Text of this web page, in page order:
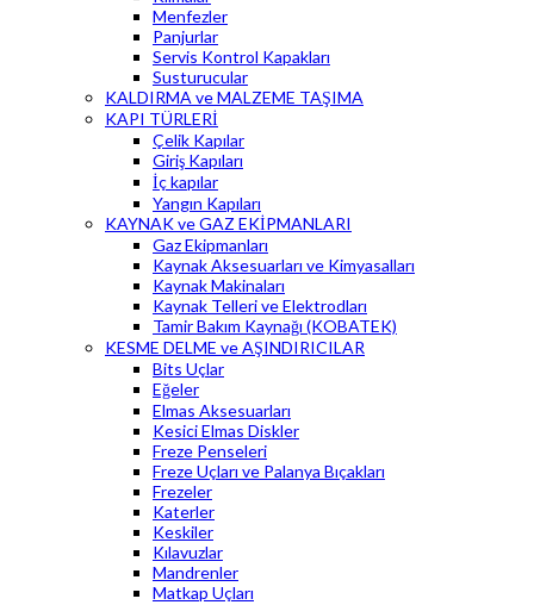
Menfezler
Panjurlar
Servis Kontrol Kapakları
Susturucular
KALDIRMA ve MALZEME TAŞIMA
KAPI TÜRLERİ
Çelik Kapılar
Giriş Kapıları
İç kapılar
Yangın Kapıları
KAYNAK ve GAZ EKİPMANLARI
Gaz Ekipmanları
Kaynak Aksesuarları ve Kimyasalları
Kaynak Makinaları
Kaynak Telleri ve Elektrodları
Tamir Bakım Kaynağı (KOBATEK)
KESME DELME ve AŞINDIRICILAR
Bits Uçlar
Eğeler
Elmas Aksesuarları
Kesici Elmas Diskler
Freze Penseleri
Freze Uçları ve Palanya Bıçakları
Frezeler
Katerler
Keskiler
Kılavuzlar
Mandrenler
Matkap Uçları